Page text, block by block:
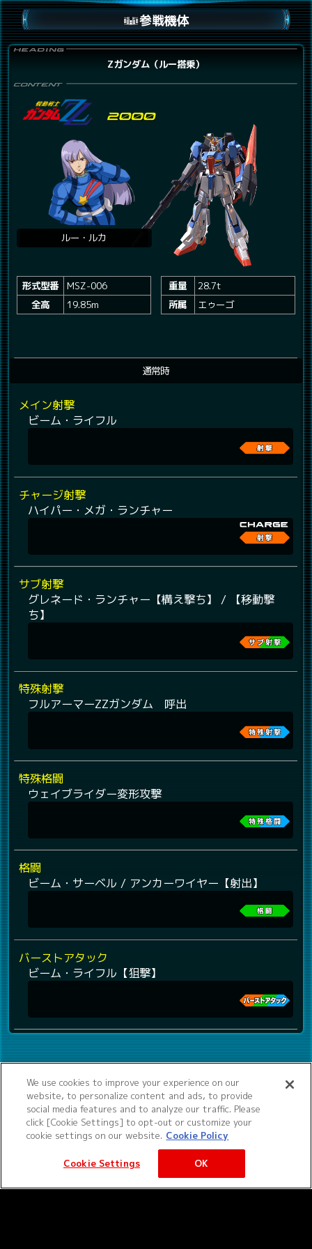
参戦機体
Zガンダム（ルー搭乗）
ルー・ルカ
形式型番
MSZ-006
全高
19.85m
重量
28.7t
所属
エゥーゴ
通常時
メイン射撃
ビーム・ライフル
チャージ射撃
ハイパー・メガ・ランチャー
サブ射撃
グレネード・ランチャー【構え撃ち】 / 【移動撃
ち】
特殊射撃
フルアーマーZZガンダム 呼出
特殊格闘
ウェイブライダー変形攻撃
格闘
ビーム・サーベル / アンカーワイヤー【射出】
バーストアタック
ビーム・ライフル【狙撃】
We use cookies to improve your experience on our
website, to personalize content and ads, to provide
social media features and to analyze our traffic. Please
click [Cookie Settings] to opt-out or customize your
cookie settings on our website. Cookie Policy
Cookie Settings OK